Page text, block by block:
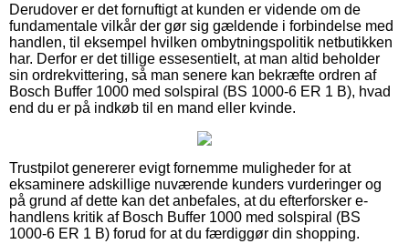
Derudover er det fornuftigt at kunden er vidende om de
fundamentale vilkår der gør sig gældende i forbindelse med
handlen, til eksempel hvilken ombytningspolitik netbutikken
har. Derfor er det tillige essesentielt, at man altid beholder
sin ordrekvittering, så man senere kan bekræfte ordren af
Bosch Buffer 1000 med solspiral (BS 1000-6 ER 1 B), hvad
end du er på indkøb til en mand eller kvinde.
Trustpilot genererer evigt fornemme muligheder for at
eksaminere adskillige nuværende kunders vurderinger og
på grund af dette kan det anbefales, at du efterforsker e-
handlens kritik af Bosch Buffer 1000 med solspiral (BS
1000-6 ER 1 B) forud for at du færdiggør din shopping.